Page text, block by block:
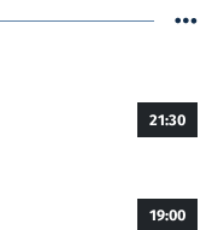
21:30
19:00